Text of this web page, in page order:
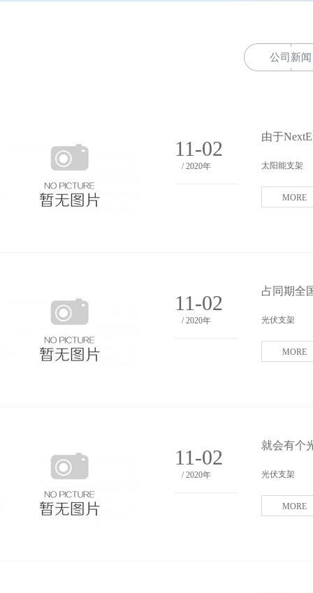
公司新闻
11-02
/ 2020年
由于
太阳能支架
MORE
11-02
/ 2020年
占同期全
光伏支架
MORE
11-02
/ 2020年
就会有个
光伏支架
MORE